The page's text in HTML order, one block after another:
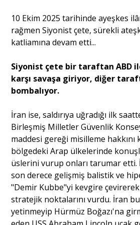
10 Ekim 2025 tarihinde ayeşkes
rağmen Siyonist çete, sürekli
katliamına devam etti...
Siyonist çete bir taraftan ABD
karşı savaşa giriyor, diğer
bombalıyor.
İran ise, saldırıya uğradığı ilk
Birleşmiş Milletler Güvenlik
maddesi gereği misilleme
bölgedeki Arap ülkelerinde
üslerini vurup onları tarumar
son derece gelişmiş balistik ve
"Demir Kubbe"yi kevgire
stratejik noktalarını vurdu. İran
yetinmeyip Hürmüz Boğazı'na